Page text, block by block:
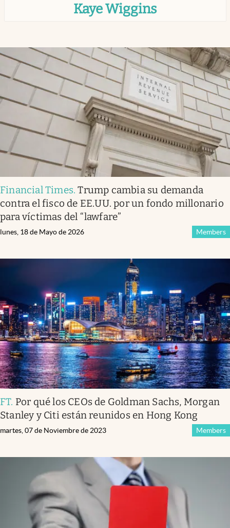
Mundial 2026
Eventos Corporativos
El Cronista Studio
Mediakit
abre en nueva pestaña
Kaye Wiggins
Financial Times.Trump cambia su demanda
contra el fisco de EE.UU. por un fondo millonario
para víctimas del “lawfare”
Members
lunes, 18 de Mayo de 2026
FT. Por qué los CEOs de Goldman Sachs, Morgan
Stanley y Citi están reunidos en Hong Kong
Members
martes, 07 de Noviembre de 2023